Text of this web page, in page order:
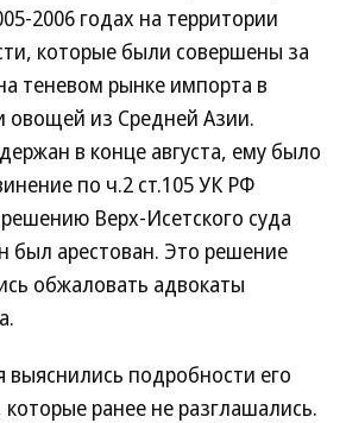
2006 годах на территории
которые были совершены за
теневом рынке импорта в
овощей из Средней Азии.
в конце августа, ему было
по ч.2 ст.105 УК РФ
Верх-Исетского суда
был арестован. Это решение
обжаловать адвокаты
выяснились подробности его
ранее не разглашались.